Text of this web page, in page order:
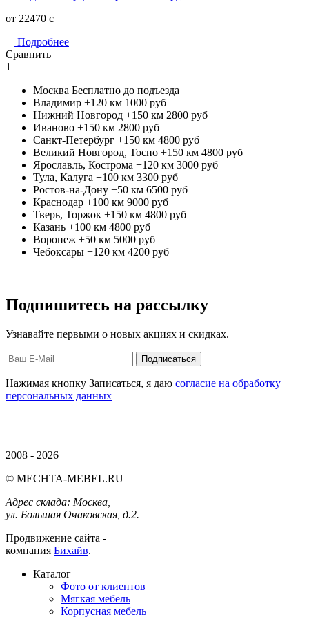
от 22470 c
Подробнее
Сравнить
1
Москва Бесплатно до подъезда
Владимир +120 км 1000 руб
Нижний Новгород +150 км 2800 руб
Иваново +150 км 2800 руб
Санкт-Петербург +150 км 4800 руб
Великий Новгород, Тосно +150 км 4800 руб
Ярославль, Кострома +120 км 3000 руб
Тула, Калуга +100 км 3300 руб
Ростов-на-Дону +50 км 6500 руб
Краснодар +100 км 9000 руб
Тверь, Торжок +150 км 4800 руб
Казань +100 км 4800 руб
Воронеж +50 км 5000 руб
Чебоксары +120 км 4200 руб
Подпишитесь на рассылку
Узнавайте первыми о новых акциях и скидках.
Нажимая кнопку Записаться, я даю согласие на обработку
персональных данных
2008 - 2026
© MECHTA-MEBEL.RU
Адрес склада: Москва,
ул. Большая Очаковская, д.2.
Продвижение сайта -
компания Бихайв.
Каталог
Фото от клиентов
Мягкая мебель
Корпусная мебель